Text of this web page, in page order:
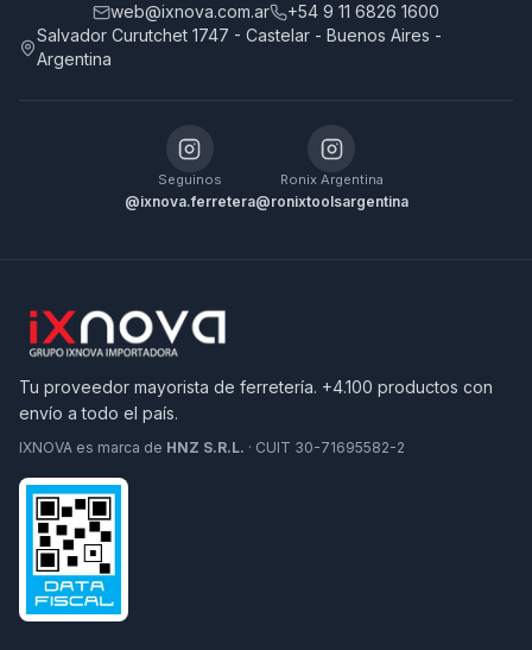
web@ixnova.com.ar
+54 9 11 6826 1600
Salvador Curutchet 1747 - Castelar - Buenos Aires -
Argentina
Seguinos
@ixnova.ferretera
Ronix Argentina
@ronixtoolsargentina
Tu proveedor mayorista de ferretería. +4.100 productos con
envío a todo el país.
IXNOVA es marca de HNZ S.R.L. · CUIT 30-71695582-2